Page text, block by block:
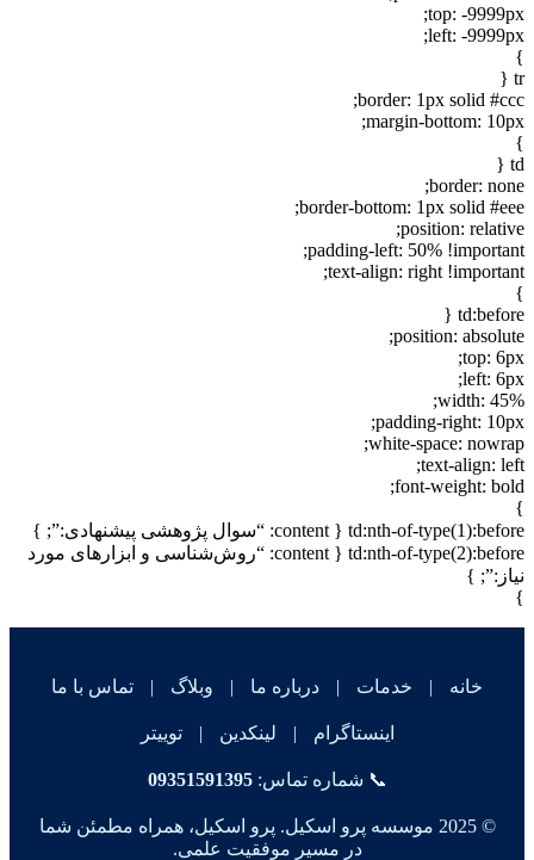
top: -9999px;
left: -9999px;
}
tr {
border: 1px solid #ccc;
margin-bottom: 10px;
}
td {
border: none;
border-bottom: 1px solid #eee;
position: relative;
padding-left: 50% !important;
text-align: right !important;
}
td:before {
position: absolute;
top: 6px;
left: 6px;
width: 45%;
padding-right: 10px;
white-space: nowrap;
text-align: left;
font-weight: bold;
}
td:nth-of-type(1):before { content: “سوال پژوهشی پیشنهادی:”; }
td:nth-of-type(2):before { content: “روش‌شناسی و ابزارهای مورد
نیاز:”; }
}
خانه | خدمات | درباره ما | وبلاگ | تماس با ما
اینستاگرام | لینکدین | توییتر
📞 شماره تماس:09351591395
© 2025 موسسه پرو اسکیل. پرو اسکیل، همراه مطمئن شما
در مسیر موفقیت علمی.